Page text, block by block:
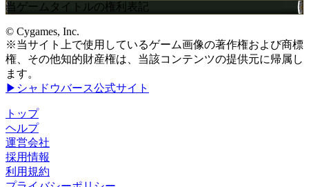
当ゲームタイトルの権利表記
© Cygames, Inc.
※当サイト上で使用しているゲーム画像の著作権および商標
権、その他知的財産権は、当該コンテンツの提供元に帰属し
ます。
▶シャドウバース公式サイト
トップ
ヘルプ
運営会社
採用情報
利用規約